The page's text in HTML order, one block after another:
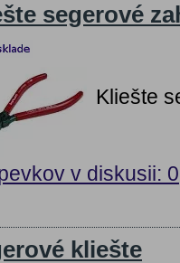
segerové
Kliešte
v diskusii: 0
kliešte